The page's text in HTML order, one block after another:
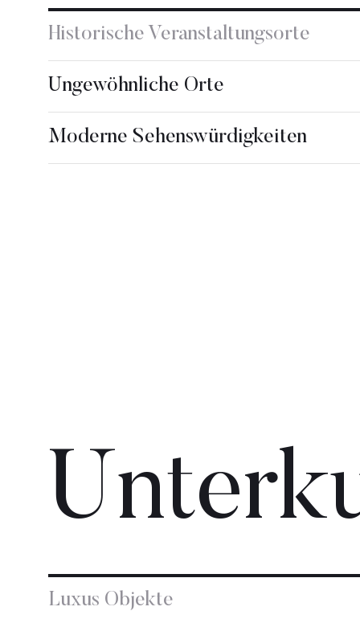
Historische Veranstaltungsorte
Ungewöhnliche Orte
Moderne Sehenswürdigkeiten
Luxus Objekte